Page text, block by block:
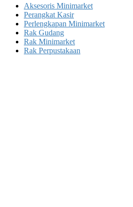
Aksesoris Minimarket
Perangkat Kasir
Perlengkapan Minimarket
Rak Gudang
Rak Minimarket
Rak Perpustakaan